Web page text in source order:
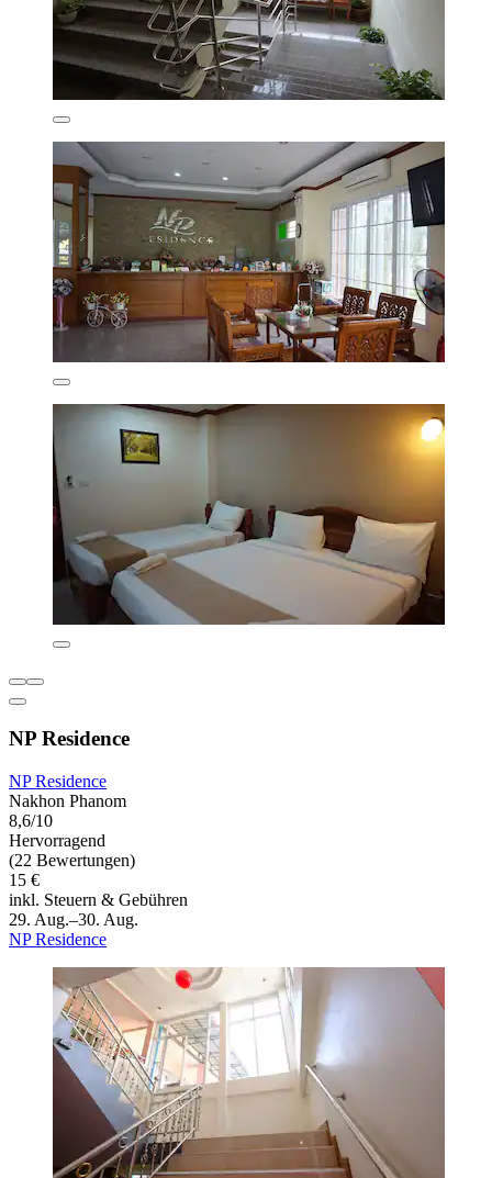
NP Residence
NP Residence
Nakhon Phanom
8,6/10
Hervorragend
(22 Bewertungen)
15 €
inkl. Steuern & Gebühren
29. Aug.–30. Aug.
NP Residence